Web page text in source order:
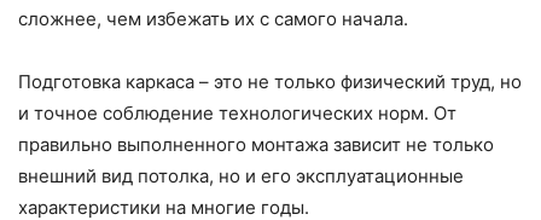
сложнее, чем избежать их с самого начала.
Подготовка каркаса – это не только физический труд, но
и точное соблюдение технологических норм. От
правильно выполненного монтажа зависит не только
внешний вид потолка, но и его эксплуатационные
характеристики на многие годы.